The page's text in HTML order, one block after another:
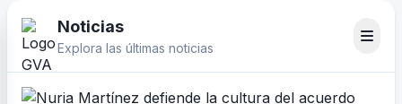
Noticias
Explora las últimas noticias